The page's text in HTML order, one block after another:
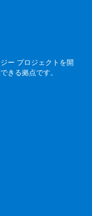
ー プロジェクトを開
きる拠点です。